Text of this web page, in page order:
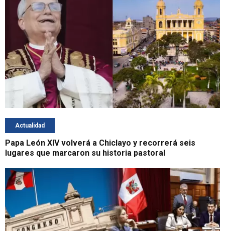
Actualidad
Papa León XIV volverá a Chiclayo y recorrerá seis
lugares que marcaron su historia pastoral